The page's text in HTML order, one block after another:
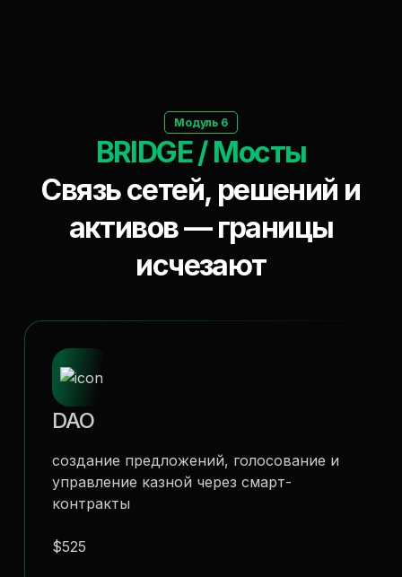
Модуль 6
BRIDGE / Мосты
Связь сетей, решений и
активов — границы
исчезают
DAO
создание предложений, голосование и
управление казной через смарт-
контракты
$525